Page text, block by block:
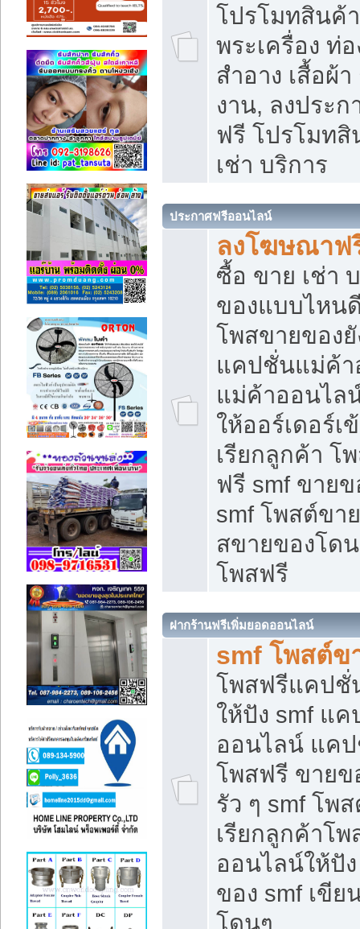
โปรโมทสินค้
พระเครื่อง ท่อ
สำอาง เสื้อผ้
งาน, ลงประ
ฟรี โปรโมท
เช่า บริการ
ประกาศฟรีออนไลน์
ลงโฆษณาฟ
ซื้อ ขาย เช่า
ของแบบไหน
โพสขายของยั
แคปชั่นแม่ค้
แม่ค้าออนไล
ให้ออร์เดอร์เ
เรียกลูกค้า โ
ฟรี smf ขาย
smf โพสต์ขา
สขายของโด
โพสฟรี
ฝากร้านฟรีเพิ่มยอดออนไลน์
smf โพสต์ข
โพสฟรีแคปชั่
ให้ปัง smf แ
ออนไลน์ แค
โพสฟรี ขายข
รัว ๆ smf โพ
เรียกลูกค้าโ
ออนไลน์ให้ปั
ของ smf เขี
โดนๆ